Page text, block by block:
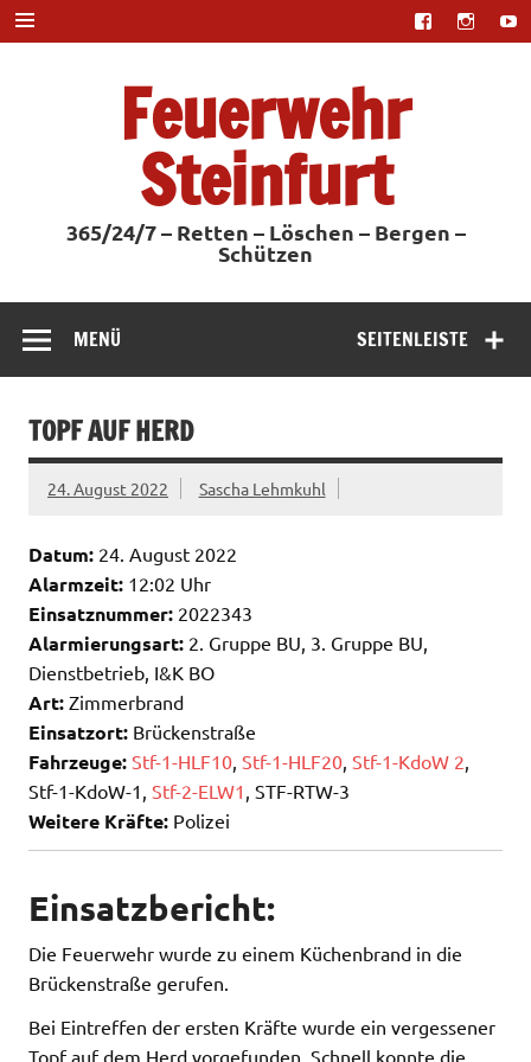
Zum
Inhalt
springen
Feuerwehr
Steinfurt
365/24/7 – Retten – Löschen – Bergen –
Schützen
SEITENLEISTE
MENÜ
TOPF AUF HERD
24. August 2022 Sascha Lehmkuhl
Datum: 24. August 2022
Alarmzeit: 12:02 Uhr
Einsatznummer: 2022343
Alarmierungsart: 2. Gruppe BU, 3. Gruppe BU,
Dienstbetrieb, I&K BO
Art: Zimmerbrand
Einsatzort: Brückenstraße
Fahrzeuge: Stf-1-HLF10 Stf-1-HLF20 Stf-1-KdoW 2
Stf-1-KdoW-1, Stf-2-ELW1 , STF-RTW-3
Weitere Kräfte: Polizei
Einsatzbericht:
Die Feuerwehr wurde zu einem Küchenbrand in die
Brückenstraße gerufen.
Bei Eintreffen der ersten Kräfte wurde ein vergessener
Topf auf dem Herd vorgefunden. Schnell konnte die